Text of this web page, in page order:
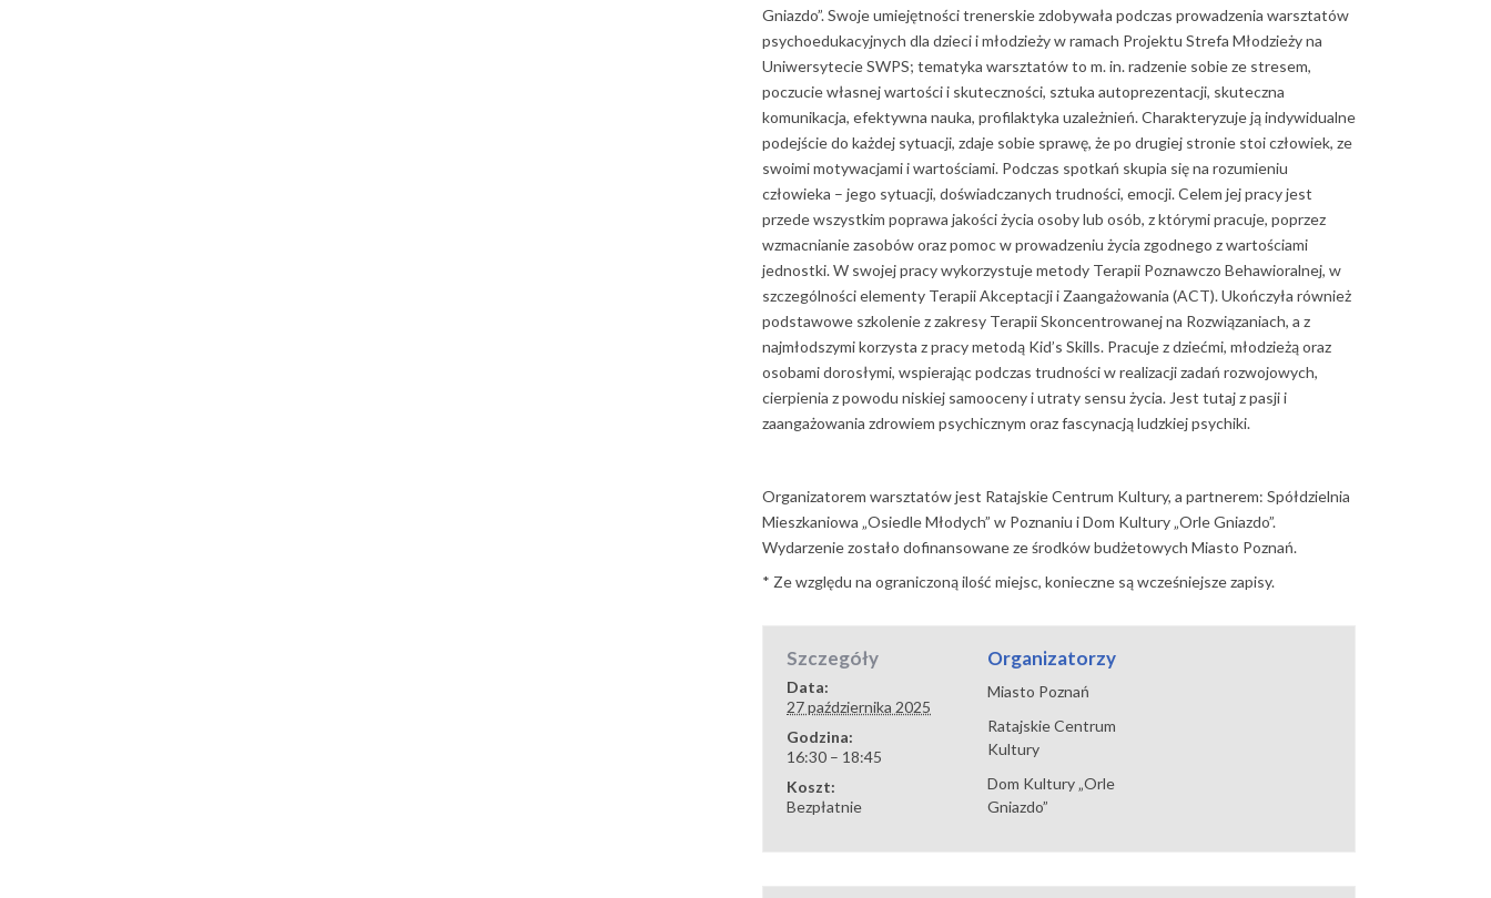
Gniazdo”. Swoje umiejętności trenerskie zdobywała podczas prowadzenia warsztatów
psychoedukacyjnych dla dzieci i młodzieży w ramach Projektu Strefa Młodzieży na
Uniwersytecie SWPS; tematyka warsztatów to m. in. radzenie sobie ze stresem,
poczucie własnej wartości i skuteczności, sztuka autoprezentacji, skuteczna
komunikacja, efektywna nauka, profilaktyka uzależnień. Charakteryzuje ją indywidualne
podejście do każdej sytuacji, zdaje sobie sprawę, że po drugiej stronie stoi człowiek, ze
swoimi motywacjami i wartościami. Podczas spotkań skupia się na rozumieniu
człowieka – jego sytuacji, doświadczanych trudności, emocji. Celem jej pracy jest
przede wszystkim poprawa jakości życia osoby lub osób, z którymi pracuje, poprzez
wzmacnianie zasobów oraz pomoc w prowadzeniu życia zgodnego z wartościami
jednostki. W swojej pracy wykorzystuje metody Terapii Poznawczo Behawioralnej, w
szczególności elementy Terapii Akceptacji i Zaangażowania (ACT). Ukończyła również
podstawowe szkolenie z zakresy Terapii Skoncentrowanej na Rozwiązaniach, a z
najmłodszymi korzysta z pracy metodą Kid’s Skills. Pracuje z dziećmi, młodzieżą oraz
osobami dorosłymi, wspierając podczas trudności w realizacji zadań rozwojowych,
cierpienia z powodu niskiej samooceny i utraty sensu życia. Jest tutaj z pasji i
zaangażowania zdrowiem psychicznym oraz fascynacją ludzkiej psychiki.
Organizatorem warsztatów jest Ratajskie Centrum Kultury, a partnerem: Spółdzielnia
Mieszkaniowa „Osiedle Młodych” w Poznaniu iDom Kultury „Orle Gniazdo”.
Wydarzenie zostało dofinansowane ze środków budżetowych Miasto Poznań.
* Ze względu na ograniczoną ilość miejsc, konieczne są wcześniejsze zapisy.
Szczegóły
Data:
27 października 2025
Godzina:
16:30 – 18:45
Koszt:
Bezpłatnie
Organizatorzy
Miasto Poznań
Ratajskie Centrum
Kultury
Dom Kultury „Orle
Gniazdo”